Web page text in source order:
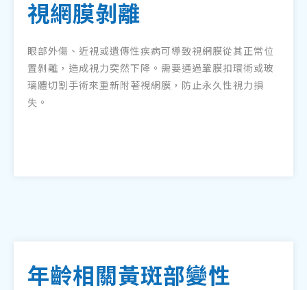
視網膜剝離
眼部外傷、近視或遺傳性疾病可導致視網膜從其正常位
置剝離，造成視力突然下降。需要通過鞏膜扣環術或玻
璃體切割手術來重新附著視網膜，防止永久性視力損
失。
年齡相關黃斑部變性